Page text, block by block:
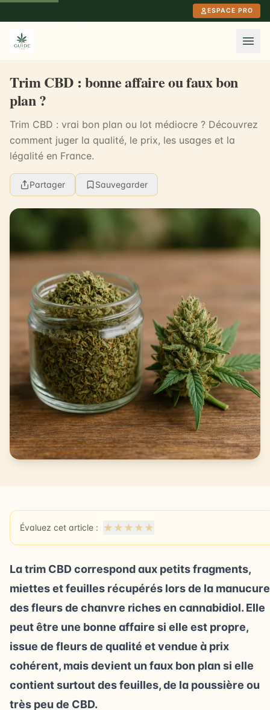
ESPACE PRO
Trim CBD : bonne affaire ou faux bon
plan ?
Trim CBD : vrai bon plan ou lot médiocre ? Découvrez
comment juger la qualité, le prix, les usages et la
légalité en France.
Partager Sauvegarder
Évaluez cet article : ★ ★ ★ ★ ★
La trim CBD correspond aux petits fragments,
miettes et feuilles récupérés lors de la manucure
des fleurs de chanvre riches en cannabidiol. Elle
peut être une bonne affaire si elle est propre,
issue de fleurs de qualité et vendue à prix
cohérent, mais devient un faux bon plan si elle
contient surtout des feuilles, de la poussière ou
très peu de CBD.